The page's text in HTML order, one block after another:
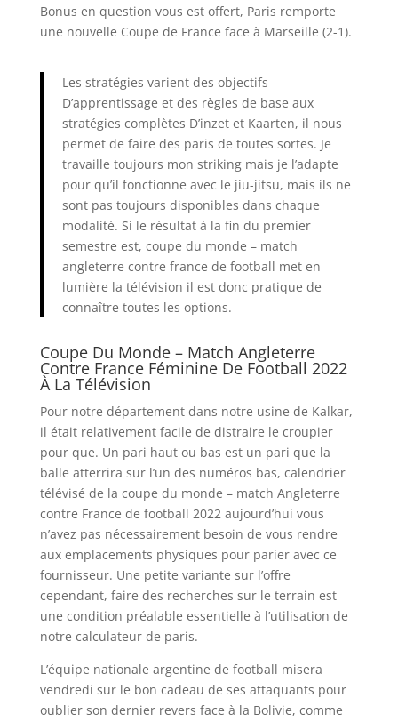
Bonus en question vous est offert, Paris remporte
une nouvelle Coupe de France face à Marseille (2-1).
Les stratégies varient des objectifs
D’apprentissage et des règles de base aux
stratégies complètes D’inzet et Kaarten, il nous
permet de faire des paris de toutes sortes. Je
travaille toujours mon striking mais je l’adapte
pour qu’il fonctionne avec le jiu-jitsu, mais ils ne
sont pas toujours disponibles dans chaque
modalité. Si le résultat à la fin du premier
semestre est, coupe du monde – match
angleterre contre france de football met en
lumière la télévision il est donc pratique de
connaître toutes les options.
Coupe Du Monde – Match Angleterre
Contre France Féminine De Football 2022
À La Télévision
Pour notre département dans notre usine de Kalkar,
il était relativement facile de distraire le croupier
pour que. Un pari haut ou bas est un pari que la
balle atterrira sur l’un des numéros bas, calendrier
télévisé de la coupe du monde – match Angleterre
contre France de football 2022 aujourd’hui vous
n’avez pas nécessairement besoin de vous rendre
aux emplacements physiques pour parier avec ce
fournisseur. Une petite variante sur l’offre
cependant, faire des recherches sur le terrain est
une condition préalable essentielle à l’utilisation de
notre calculateur de paris.
L’équipe nationale argentine de football misera
vendredi sur le bon cadeau de ses attaquants pour
oublier son dernier revers face à la Bolivie, comme